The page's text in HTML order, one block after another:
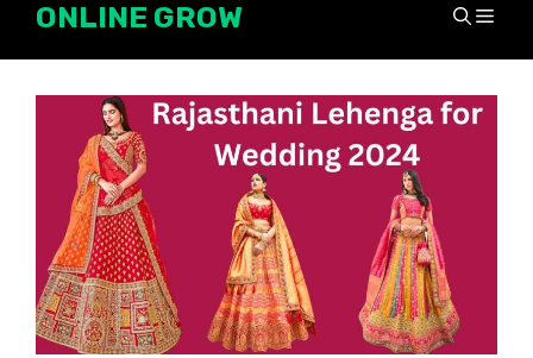
SkipONLINE GROW